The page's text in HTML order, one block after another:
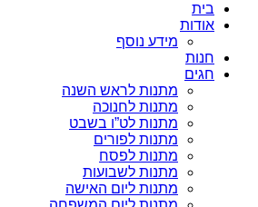
בית
אודות
מידע נוסף
חנות
חגים
מתנות לראש השנה
מתנות לחנוכה
מתנות לט”ו בשבט
מתנות לפורים
מתנות לפסח
מתנות לשבועות
מתנות ליום האישה